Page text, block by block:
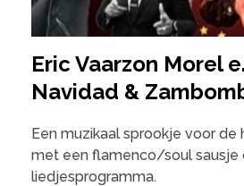
Eric Vaarzon Morel
Navidad &
Een muzikaal sprookje voor de
met een flamenco/soul sausje
liedjesprogramma.